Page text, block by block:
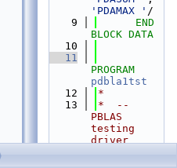
'PDAMAX ' /
    9
END
BLOCK DATA
   10
   11
PROGRAM
pdbla1tst
   12
*
   13
*  --
PBLAS
testing
driver
(version